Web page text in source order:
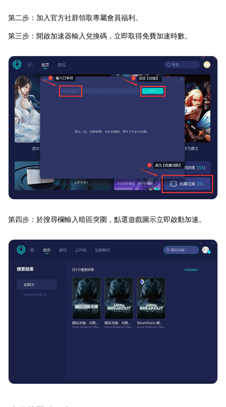
第二步：加入官方社群領取專屬會員福利。
第三步：開啟加速器輸入兌換碼，立即取得免費加速時數。
第四步：於搜尋欄輸入暗區突圍，點選遊戲圖示立即啟動加速。